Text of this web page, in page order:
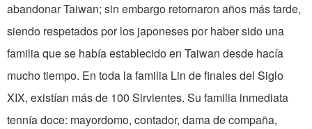
abandonar Taiwan; sin embargo retornaron años más tarde,
siendo respetados por los japoneses por haber sido una
familia que se había establecido en Taiwan desde hacía
mucho tiempo. En toda la familia Lin de finales del Siglo
XIX, existían más de 100 Sirvientes. Su familia inmediata
tennía doce: mayordomo, contador, dama de compaña,